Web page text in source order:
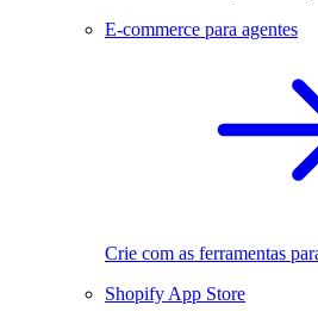
E-commerce para agentes
Crie com as ferramentas
Shopify App Store